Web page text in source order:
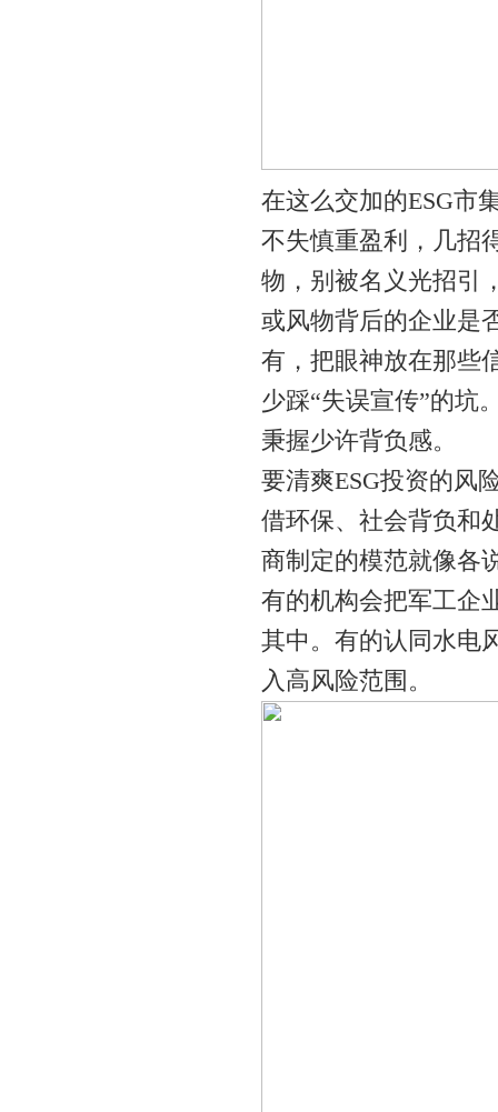
在这么交加的ESG市
不失慎重盈利，几招
物，别被名义光招引
或风物背后的企业是
有，把眼神放在那些
少踩“失误宣传”的坑
秉握少许背负感。
要清爽ESG投资的风
借环保、社会背负和
商制定的模范就像各
有的机构会把军工企
其中。有的认同水电
入高风险范围。